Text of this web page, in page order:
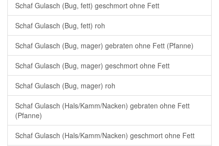
Schaf Gulasch (Bug, fett) geschmort ohne Fett
Schaf Gulasch (Bug, fett) roh
Schaf Gulasch (Bug, mager) gebraten ohne Fett (Pfanne)
Schaf Gulasch (Bug, mager) geschmort ohne Fett
Schaf Gulasch (Bug, mager) roh
Schaf Gulasch (Hals/Kamm/Nacken) gebraten ohne Fett
(Pfanne)
Schaf Gulasch (Hals/Kamm/Nacken) geschmort ohne Fett